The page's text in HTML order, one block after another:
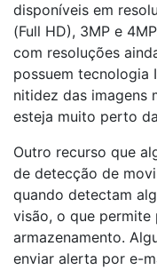
disponíveis em
(Full HD), 3MP e
com resoluções
possuem tecnologia
nitidez das imagens
esteja muito perto
Outro recurso que
de detecção de
quando detectam
visão, o que permite
armazenamento.
enviar alerta por e-